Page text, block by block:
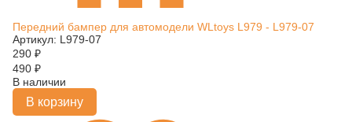
Передний бампер для автомодели WLtoys L979 - L979-07
Артикул: L979-07
290 ₽
490 ₽
В наличии
В корзину